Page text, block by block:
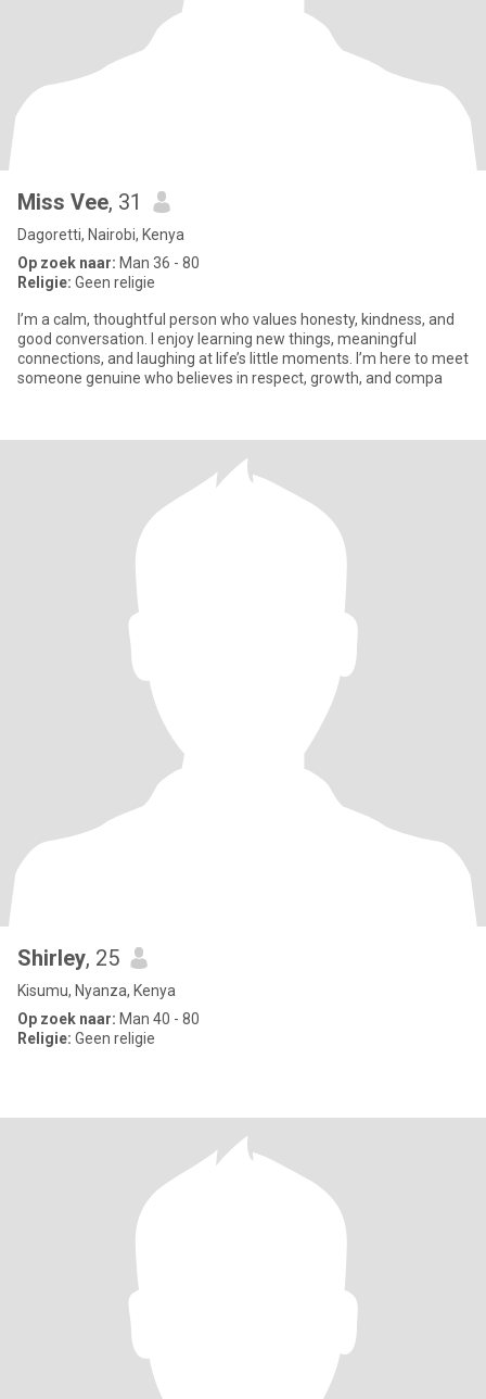
Miss Vee, 31
Dagoretti, Nairobi, Kenya
Op zoek naar: Man 36 - 80
Religie: Geen religie
I’m a calm, thoughtful person who values honesty, kindness, and
good conversation. I enjoy learning new things, meaningful
connections, and laughing at life’s little moments. I’m here to meet
someone genuine who believes in respect, growth, and compa
Shirley, 25
Kisumu, Nyanza, Kenya
Op zoek naar: Man 40 - 80
Religie: Geen religie